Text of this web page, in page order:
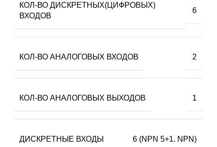
КОЛ-ВО ДИСКРЕТНЫХ(ЦИФРОВЫХ)
ВХОДОВ
6
КОЛ-ВО АНАЛОГОВЫХ ВХОДОВ 2
КОЛ-ВО АНАЛОГОВЫХ ВЫХОДОВ 1
ДИСКРЕТНЫЕ ВХОДЫ 6 (NPN 5+1. NPN)